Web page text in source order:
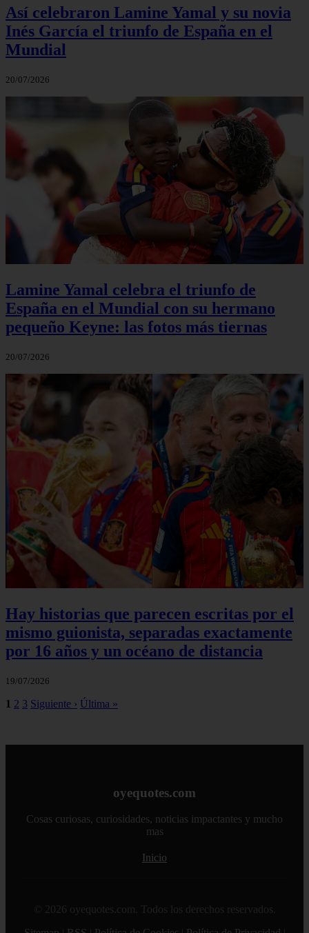
Así celebraron Lamine Yamal y su novia
Inés García el triunfo de España en el
Mundial
20/07/2026
Lamine Yamal celebra el triunfo de
España en el Mundial con su hermano
pequeño Keyne: las fotos más tiernas
20/07/2026
Hay historias que parecen escritas por el
mismo guionista, separadas exactamente
por 16 años y un océano de distancia
19/07/2026
1 2 3 Siguiente › Última »
oyequotes.com
Cosas curiosas, curiosidades, noticias impactantes y mucho
mas
Inicio
© 2026 oyequotes.com. Todos los derechos reservados.